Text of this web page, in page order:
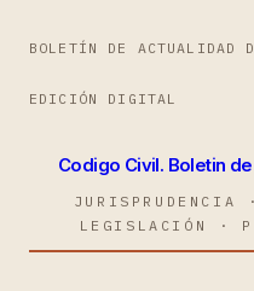
BOLETÍN DE ACTUALIDAD
EDICIÓN DIGITAL
Codigo Civil. Boletin
JURISPRUDENCIA
LEGISLACIÓN ·